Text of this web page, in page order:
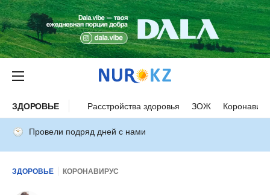
ЗДОРОВЬЕ Расстройства здоровья ЗОЖ
Провели подряд дней с нами
ЗДОРОВЬЕ КОРОНАВИРУС